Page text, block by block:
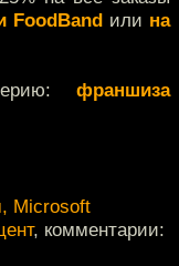
FoodBandили на
франшиза
Microsoft
, комментарии: